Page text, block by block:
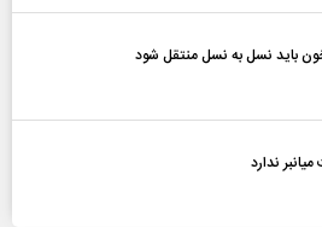
باید نسل به نسل منتقل شود
ندارد